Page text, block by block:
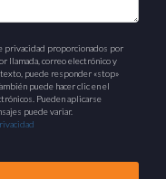
privacidad proporcionados por
llamada, correo electrónico y
puede responder «stop»
puede hacer clic en el
Pueden aplicarse
puede variar.